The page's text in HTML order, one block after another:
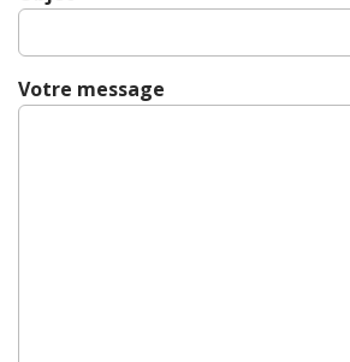
Votre message